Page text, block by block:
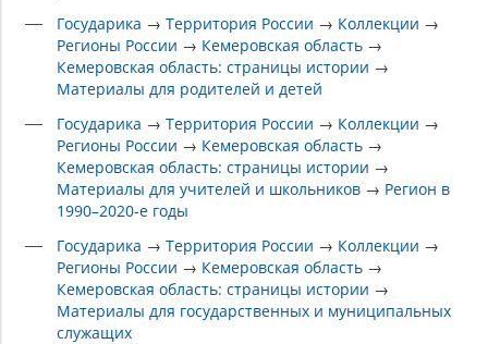
Государика →Территория России → Коллекции →
Регионы России → Кемеровская область →
Кемеровская область: страницы истории →
Материалы для родителей и детей
Государика →Территория России → Коллекции →
Регионы России → Кемеровская область →
Кемеровская область: страницы истории →
Материалы для учителей и школьников → Регион в
1990–2020-е годы
Государика →Территория России → Коллекции →
Регионы России → Кемеровская область →
Кемеровская область: страницы истории →
Материалы для государственных и муниципальных
служащих